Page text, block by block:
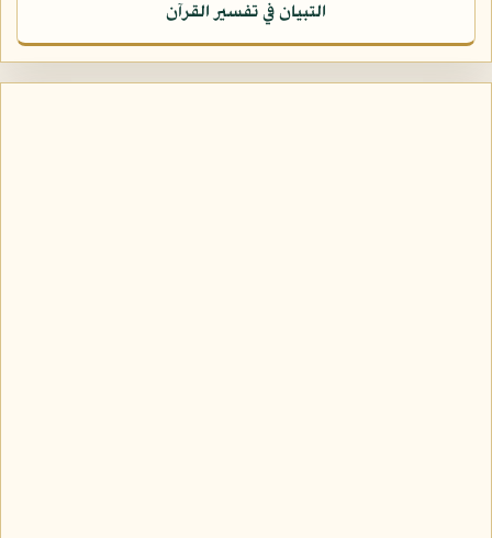
التبيان في تفسير القرآن